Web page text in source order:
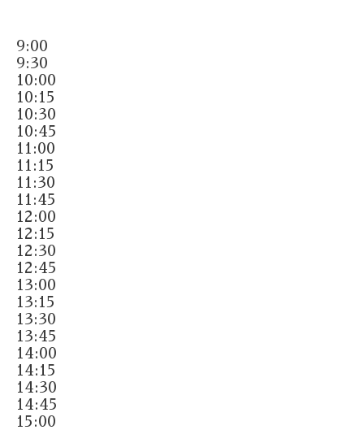
9:00
9:30
10:00
10:15
10:30
10:45
11:00
11:15
11:30
11:45
12:00
12:15
12:30
12:45
13:00
13:15
13:30
13:45
14:00
14:15
14:30
14:45
15:00